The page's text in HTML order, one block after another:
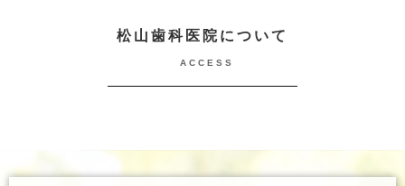
松山歯科医院について
ACCESS